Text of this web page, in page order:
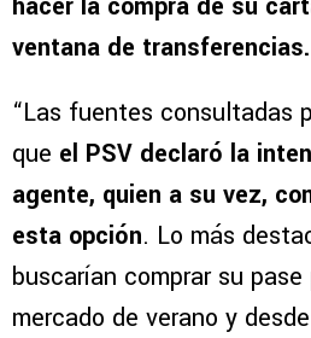
ventana de transferencias.
“Las fuentes consultadas
que el PSV declaró la
agente, quien a su vez,
esta opción. Lo más
buscarían comprar su
mercado de verano y